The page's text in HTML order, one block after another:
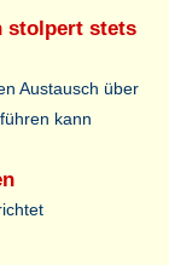
stolpert stets
Austausch über
kann